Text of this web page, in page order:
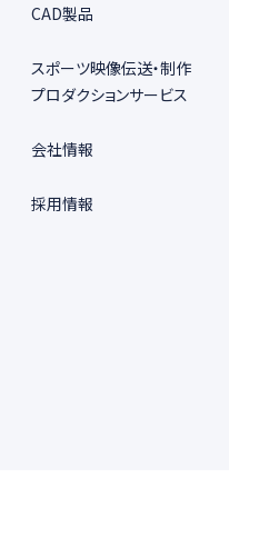
CAD製品
スポーツ映像伝送・制作
プロダクションサービス
会社情報
採用情報